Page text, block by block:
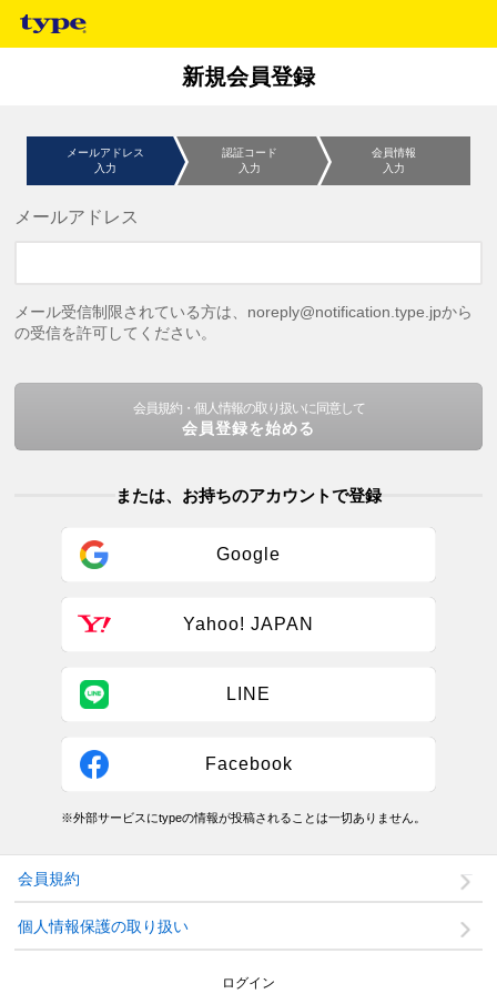
新規会員登録
メールアドレス
入力
認証コード
入力
会員情報
入力
メールアドレス
メール受信制限されている方は、noreply@notification.type.jpから
の受信を許可してください。
会員規約・個人情報の取り扱いに同意して
会員登録を始める
または、お持ちのアカウントで登録
Google
Yahoo! JAPAN
LINE
Facebook
※外部サービスにtypeの情報が投稿されることは一切ありません。
会員規約
個人情報保護の取り扱い
ログイン